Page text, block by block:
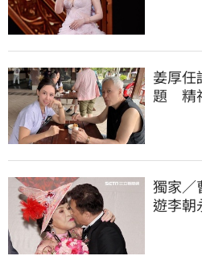
姜厚任
題 精
獨家／
遊李